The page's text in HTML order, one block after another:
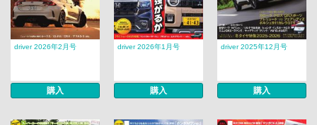
driver 2026年2月号
購入
driver 2026年1月号
購入
driver 2025年12月号
購入